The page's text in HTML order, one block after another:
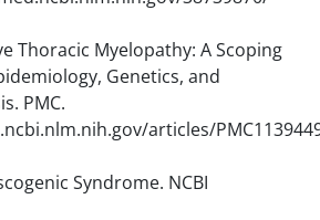
Thoracic Myelopathy: A Scoping
Genetics, and
PMC.
articles/
Syndrome. NCBI